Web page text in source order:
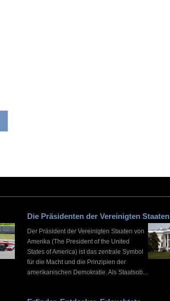
Die Präsidenten der Vereinigten Staaten
Der Präsident der Vereinigten Staaten von
Amerika (The President of the United
States of America) ist das zentrale Symbol
für die Macht und die Prinzipien der
amerikanischen Demokratie. Als Staatsob...